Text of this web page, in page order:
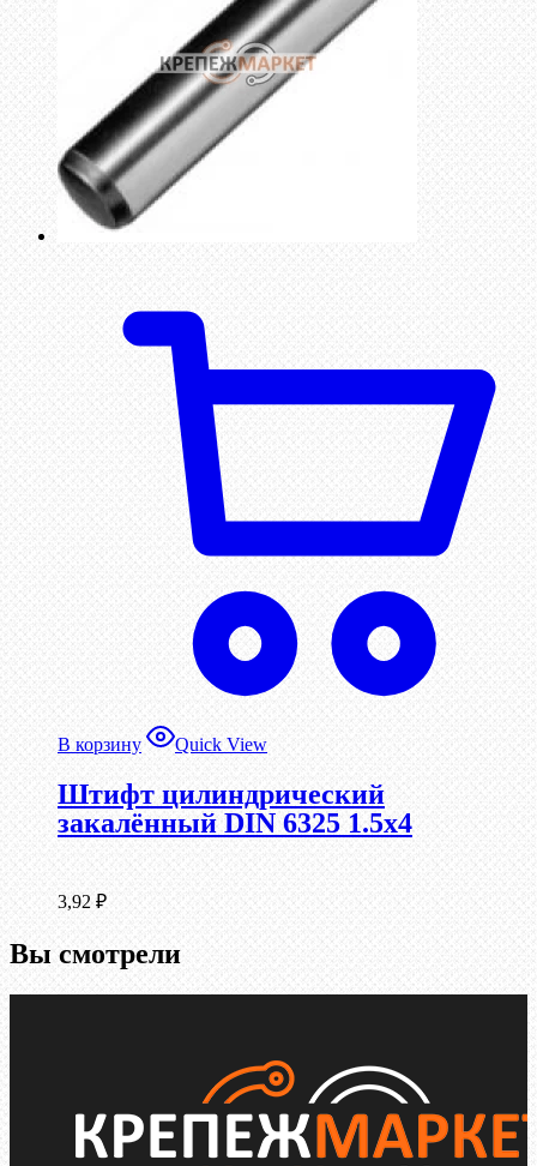
В корзину Quick View
Штифт цилиндрический
закалённый DIN 6325 1.5х4
3,92 ₽
Вы смотрели